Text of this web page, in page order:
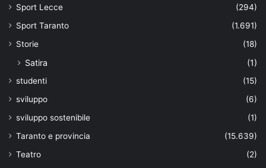
Sport Lecce
(294)
Sport Taranto
(1.691)
Storie
(18)
Satira (1)
studenti
(15)
sviluppo
(6)
sviluppo sostenibile
(1)
Taranto e provincia
(15.639)
Teatro
(2)